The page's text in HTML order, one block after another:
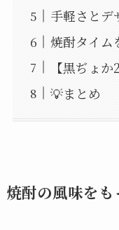
手軽さとデ
焼酎タイム
【黒ぢょか
💡まとめ
焼酎の風味を